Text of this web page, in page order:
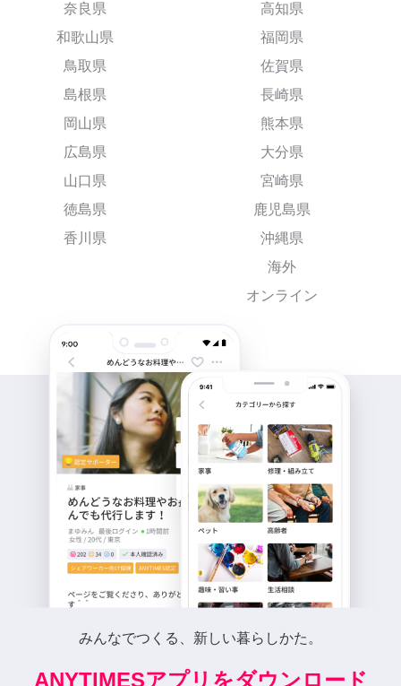
奈良県
和歌山県
鳥取県
島根県
岡山県
広島県
山口県
徳島県
香川県
高知県
福岡県
佐賀県
長崎県
熊本県
大分県
宮崎県
鹿児島県
沖縄県
海外
オンライン
みんなでつくる、新しい暮らしかた。
ANYTIMESアプリをダウンロード